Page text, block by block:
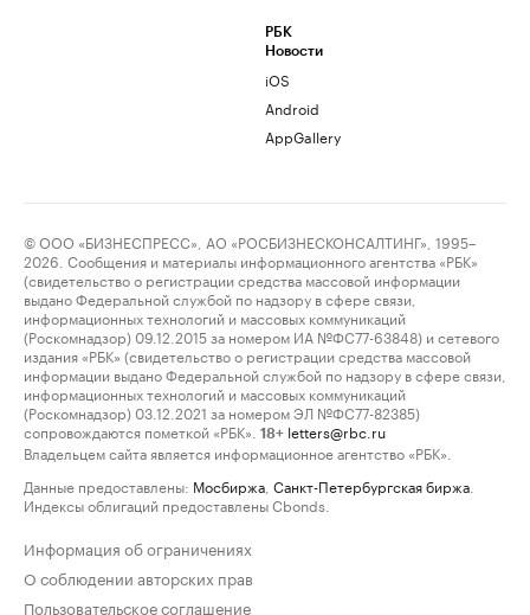
РБК
Новости
iOS
Android
AppGallery
© ООО «БИЗНЕСПРЕСС», АО «РОСБИЗНЕСКОНСАЛТИНГ», 1995–
2026. Сообщения и материалы информационного агентства «РБК»
(свидетельство о регистрации средства массовой информации
выдано Федеральной службой по надзору в сфере связи,
информационных технологий и массовых коммуникаций
(Роскомнадзор) 09.12.2015 за номером ИА №ФС77-63848) и сетевого
издания «РБК» (свидетельство о регистрации средства массовой
информации выдано Федеральной службой по надзору в сфере связи,
информационных технологий и массовых коммуникаций
(Роскомнадзор) 03.12.2021 за номером ЭЛ №ФС77-82385)
сопровождаются пометкой «РБК».
18+ letters@rbc.ru
Владельцем сайта является информационное агентство «РБК».
Данные предоставлены: Мосбиржа Санкт-Петербургская биржа
Индексы облигаций предоставлены Cbonds.
Информация об ограничениях
О соблюдении авторских прав
Пользовательское соглашение